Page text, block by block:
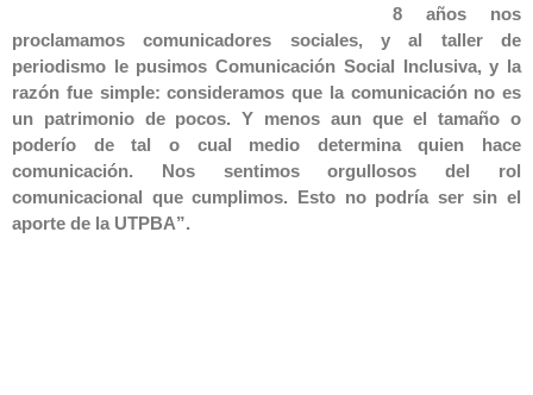
8 años nos
proclamamos comunicadores sociales, y al taller de
periodismo le pusimos Comunicación Social Inclusiva, y la
razón fue simple: consideramos que la comunicación no es
un patrimonio de pocos. Y menos aun que el tamaño o
poderío de tal o cual medio determina quien hace
comunicación. Nos sentimos orgullosos del rol
comunicacional que cumplimos. Esto no podría ser sin el
aporte de la UTPBA”.